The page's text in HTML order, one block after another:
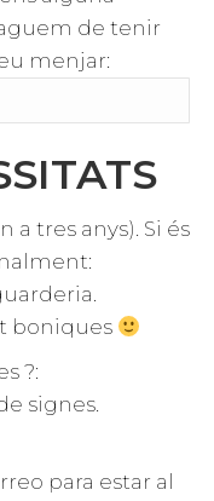
de tenir
menjar:
a tres anys). Si és
boniques
?:
signes.
para estar al